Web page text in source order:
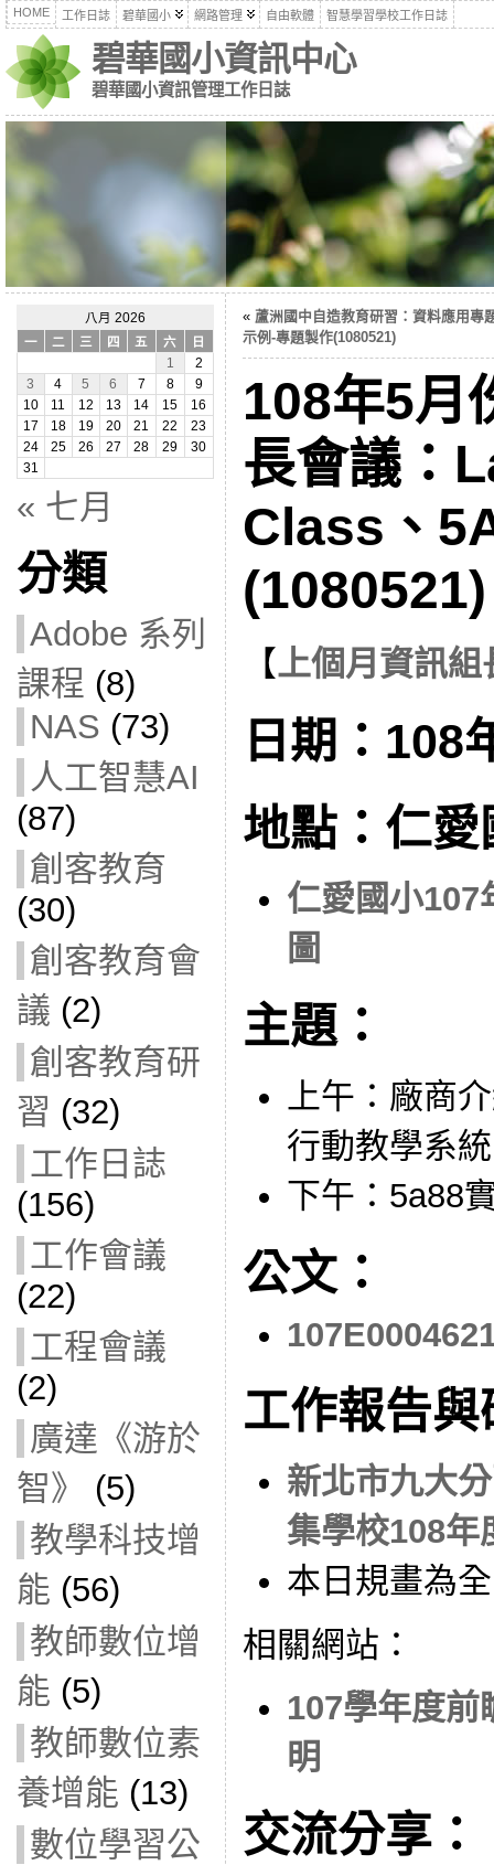
HOME 工作日誌 碧華國小 網路管理 自由軟體 智慧學習學校工作日誌
碧華國小資訊中心
碧華國小資訊管理工作日誌
八月 2026
一
二 三 四 五 六
日
1
2
3
4 5 6 7 8
9
10
11 12 13 14 15
16
17
18 19 20 21 22
23
24
25 26 27 28 29
30
31
« 七月
分類
Adobe 系列
課程 (8)
NAS (73)
人工智慧AI
(87)
創客教育
(30)
創客教育會
議 (2)
創客教育研
習 (32)
工作日誌
(156)
工作會議
(22)
工程會議
(2)
廣達《游於
智》
(5)
教學科技增
能 (56)
教師數位增
能 (5)
教師數位素
養增能 (13)
數位學習公
« 蘆洲國中自造教育研習：資料應用專
示例-專題製作(1080521)
108年5月
長會議：
Class、
(1080521)
【上個月資訊組
日期：108
地點：仁
仁愛國小107
圖
主題：
上午：廠商
行動教學系統
下午：5a88
公文：
工作報告與
新北市九大
集學校108年
本日規畫為
相關網站：
107學年度前
明
交流分享：